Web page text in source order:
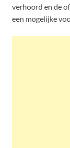
verhoord en de
een mogelijke